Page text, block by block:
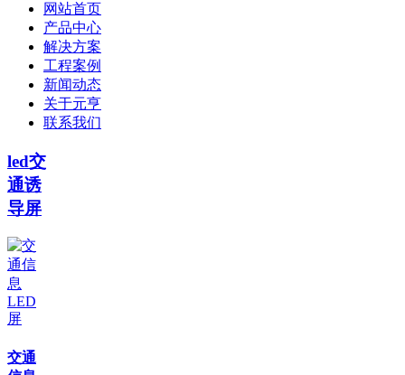
网站首页
产品中心
解决方案
工程案例
新闻动态
关于元亨
联系我们
led交
通诱
导屏
交通